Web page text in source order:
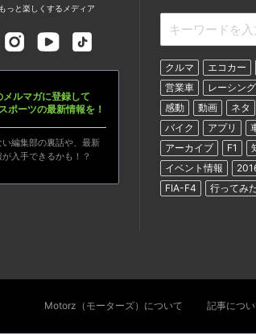
クルマ エコカー
営業車
レーシン
感動
動画 ネタ
バイク
アプリ
アーカイブ
F1
イベント情報
FIA-F4
行ってみ
っと楽しくするメディア
ルマガに登録して
ポーツの最新情報を！
編集部の裏話や、最新
入手できるかも！？
Motorz（モーターズ）について 記事につ